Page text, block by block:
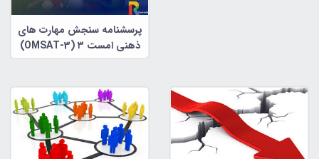
پرسشنامه سنجش مهارت های
ذهنی امست ۳ (OMSAT-3)